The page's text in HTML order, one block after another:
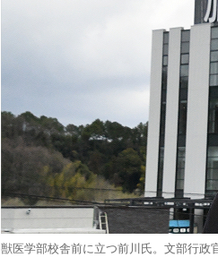
獣医学部校舎前に立つ前川氏。文部行政